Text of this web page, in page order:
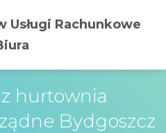
Usługi Rachunkowe
hurtownia
Bydgoszcz